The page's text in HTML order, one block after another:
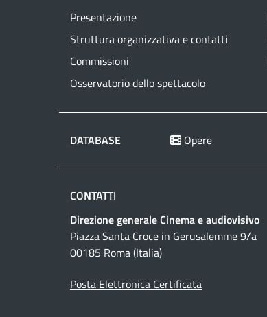
Presentazione
Struttura organizzativa e contatti
Commissioni
Osservatorio dello spettacolo
DATABASE Opere
CONTATTI
Direzione generale Cinema e audiovisivo
Piazza Santa Croce in Gerusalemme 9/a
00185 Roma (Italia)
Posta Elettronica Certificata